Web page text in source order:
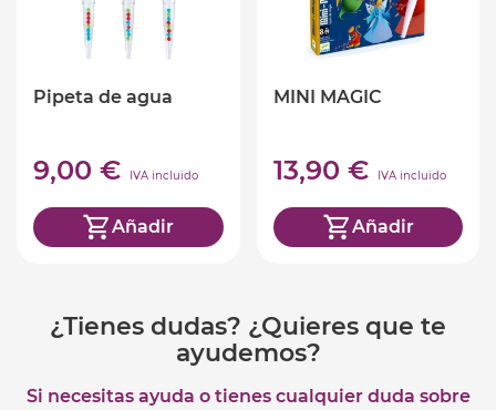
Pipeta de agua
9,00 € IVA incluido
Añadir
MINI MAGIC
13,90 € IVA incluido
Añadir
¿Tienes dudas? ¿Quieres que te
ayudemos?
Si necesitas ayuda o tienes cualquier duda sobre